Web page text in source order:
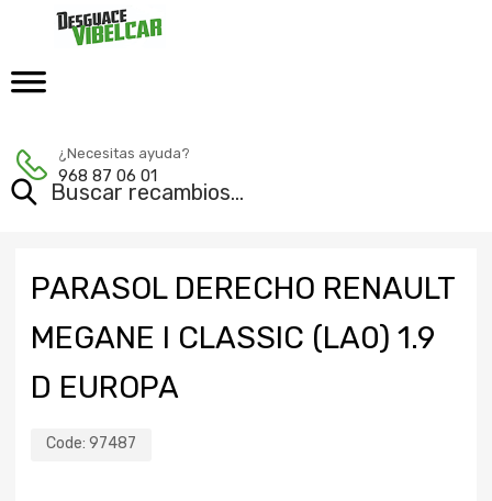
¿Necesitas ayuda?
968 87 06 01
PARASOL DERECHO RENAULT
MEGANE I CLASSIC (LA0) 1.9
D EUROPA
Code: 97487